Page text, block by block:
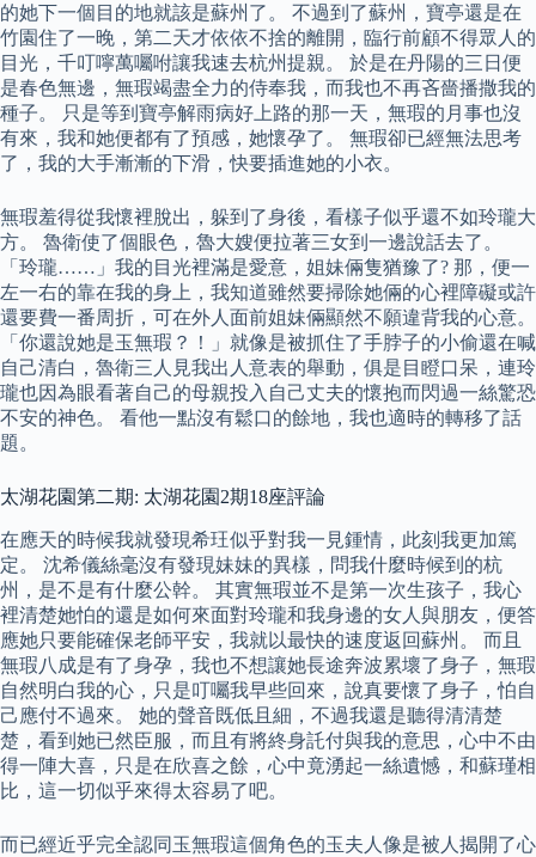
的她下一個目的地就該是蘇州了。 不過到了蘇州，寶亭還是在
竹園住了一晚，第二天才依依不捨的離開，臨行前顧不得眾人的
目光，千叮嚀萬囑咐讓我速去杭州提親。 於是在丹陽的三日便
是春色無邊，無瑕竭盡全力的侍奉我，而我也不再吝嗇播撒我的
種子。 只是等到寶亭解雨病好上路的那一天，無瑕的月事也沒
有來，我和她便都有了預感，她懷孕了。 無瑕卻已經無法思考
了，我的大手漸漸的下滑，快要插進她的小衣。
無瑕羞得從我懷裡脫出，躲到了身後，看樣子似乎還不如玲瓏大
方。 魯衛使了個眼色，魯大嫂便拉著三女到一邊說話去了。
「玲瓏……」我的目光裡滿是愛意，姐妹倆隻猶豫了? 那，便一
左一右的靠在我的身上，我知道雖然要掃除她倆的心裡障礙或許
還要費一番周折，可在外人面前姐妹倆顯然不願違背我的心意。
「你還說她是玉無瑕？！」就像是被抓住了手脖子的小偷還在喊
自己清白，魯衛三人見我出人意表的舉動，俱是目瞪口呆，連玲
瓏也因為眼看著自己的母親投入自己丈夫的懷抱而閃過一絲驚恐
不安的神色。 看他一點沒有鬆口的餘地，我也適時的轉移了話
題。
太湖花園第二期: 太湖花園2期18座評論
在應天的時候我就發現希玨似乎對我一見鍾情，此刻我更加篤
定。 沈希儀絲毫沒有發現妹妹的異樣，問我什麼時候到的杭
州，是不是有什麼公幹。 其實無瑕並不是第一次生孩子，我心
裡清楚她怕的還是如何來面對玲瓏和我身邊的女人與朋友，便答
應她只要能確保老師平安，我就以最快的速度返回蘇州。 而且
無瑕八成是有了身孕，我也不想讓她長途奔波累壞了身子，無瑕
自然明白我的心，只是叮囑我早些回來，說真要懷了身子，怕自
己應付不過來。 她的聲音既低且細，不過我還是聽得清清楚
楚，看到她已然臣服，而且有將終身託付與我的意思，心中不由
得一陣大喜，只是在欣喜之餘，心中竟湧起一絲遺憾，和蘇瑾相
比，這一切似乎來得太容易了吧。
而已經近乎完全認同玉無瑕這個角色的玉夫人像是被人揭開了心